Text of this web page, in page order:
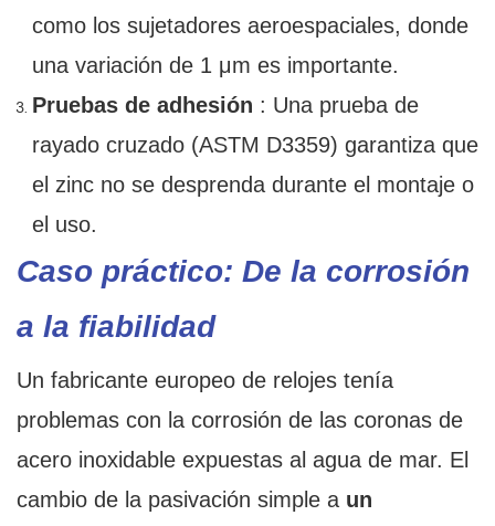
como los sujetadores aeroespaciales, donde
una variación de 1 μm es importante.
Pruebas de adhesión : Una prueba de
rayado cruzado (ASTM D3359) garantiza que
el zinc no se desprenda durante el montaje o
el uso.
Caso práctico: De la corrosión
a la fiabilidad
Un fabricante europeo de relojes tenía
problemas con la corrosión de las coronas de
acero inoxidable expuestas al agua de mar. El
cambio de la pasivación simple a un